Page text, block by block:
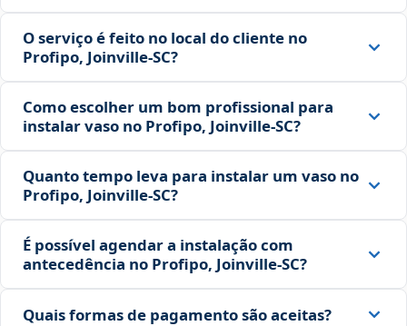
O serviço é feito no local do cliente no
Profipo, Joinville‑SC?
Como escolher um bom profissional para
instalar vaso no Profipo, Joinville‑SC?
Quanto tempo leva para instalar um vaso no
Profipo, Joinville‑SC?
É possível agendar a instalação com
antecedência no Profipo, Joinville‑SC?
Quais formas de pagamento são aceitas?